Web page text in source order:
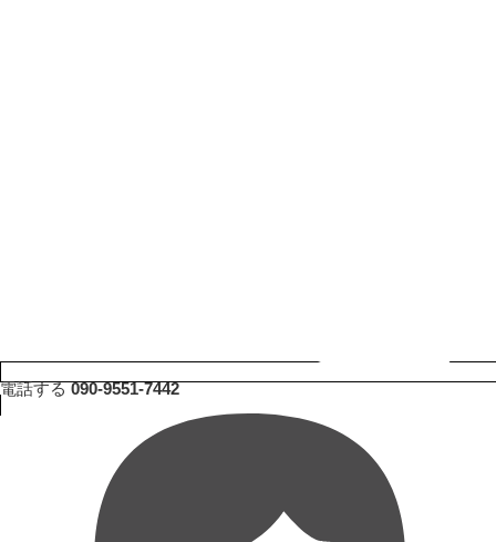
電話する090-9551-7442